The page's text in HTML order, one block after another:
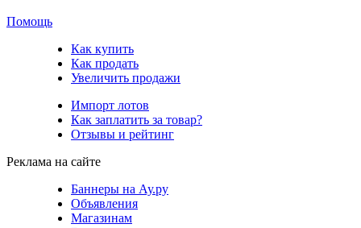
Помощь
Как купить
Как продать
Увеличить продажи
Импорт лотов
Как заплатить за товар?
Отзывы и рейтинг
Реклама на сайте
Баннеры на Ау.ру
Объявления
Магазинам